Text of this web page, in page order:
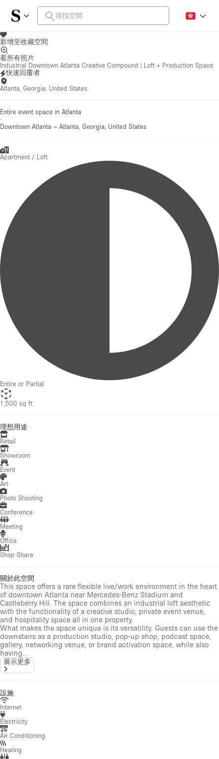
新增至收藏空間
看所有照片
Industrial Downtown Atlanta Creative Compound | Loft + Production Space
快速回覆者
Atlanta, Georgia, United States
Entire event space in Atlanta
·
Downtown Atlanta – Atlanta, Georgia, United States
Apartment / Loft
Entire or Partial
1,500 sq ft
理想用途
Retail
Showroom
Event
Art
Photo Shooting
Conference
Meeting
Office
Shop Share
關於此空間
This space offers a rare flexible live/work environment in the heart
of downtown Atlanta near Mercedes-Benz Stadium and
Castleberry Hill. The space combines an industrial loft aesthetic
with the functionality of a creative studio, private event venue,
and hospitality space all in one property.
What makes the space unique is its versatility. Guests can use the
downstairs as a production studio, pop-up shop, podcast space,
gallery, networking venue, or brand activation space, while also
having...
展示更多
設施
Internet
Electricity
Air Conditioning
Heating